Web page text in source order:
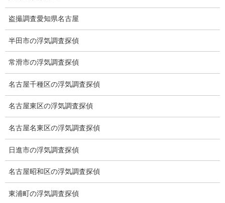
総合探偵社ミライリサーチ
愛知県名古屋市中区栄3-7ｰ4
Toshin.Sakuraビル 10F
愛知県名古屋市中区新栄2丁目41-11
ベストビル6B
愛知県公安委員会 第54250033号
盗撮調査愛知県名古屋
半田市の浮気調査探偵
常滑市の浮気調査探偵
名古屋千種区の浮気調査探偵
名古屋東区の浮気調査探偵
名古屋名東区の浮気調査探偵
日進市の浮気調査探偵
名古屋昭和区の浮気調査探偵
東浦町の浮気調査探偵